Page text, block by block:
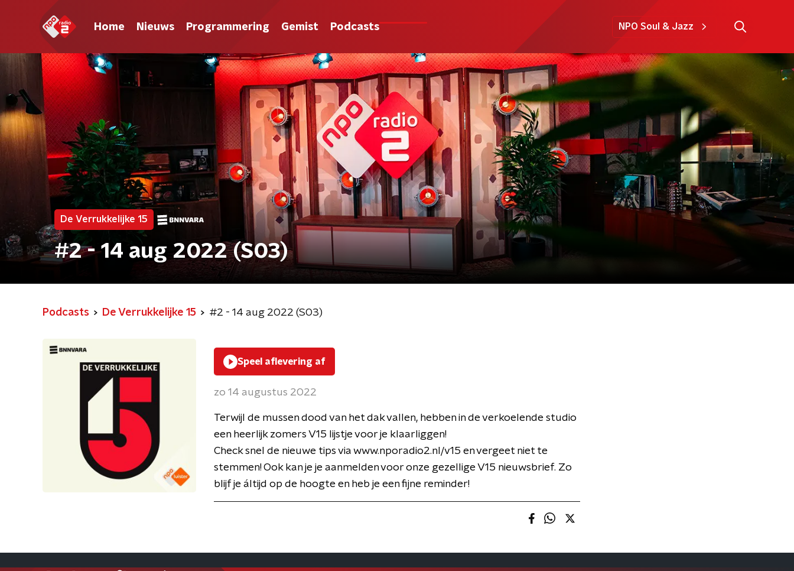
Home Nieuws Programmering Gemist Podcasts NPO Soul & Jazz
De Verrukkelijke 15
#2 - 14 aug 2022 (S03)
Podcasts De Verrukkelijke 15 #2 - 14 aug 2022 (S03)
Speel aflevering af
zo 14 augustus 2022
Terwijl de mussen dood van het dak vallen, hebben in de verkoelende studio
een heerlijk zomers V15 lijstje voor je klaarliggen!
Check snel de nieuwe tips via www.nporadio2.nl/v15 en vergeet niet te
stemmen! Ook kan je je aanmelden voor onze gezellige V15 nieuwsbrief. Zo
blijf je áltijd op de hoogte en heb je een fijne reminder!